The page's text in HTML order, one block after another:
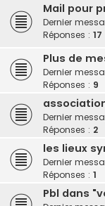
Mail pour
Dernier
Réponses : 17
Plus de
Dernier
Réponses : 9
association
Dernier
Réponses : 2
les lieux
Dernier
Réponses : 1
Pbl dans